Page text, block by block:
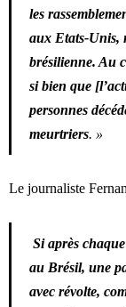
les
aux Etats-Unis,
brésilienne. Au
si bien que
personnes
meurtriers. »
Le journaliste
Si après
au Brésil, une
avec révolte,